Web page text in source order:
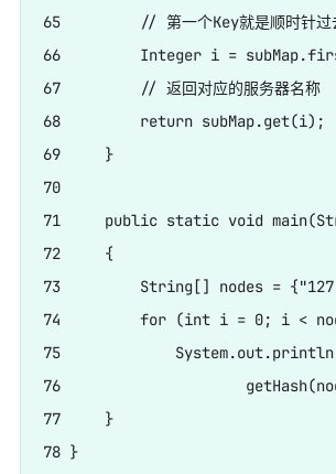
65         // 第一个Key就是顺时针过去
66         Integer i =
67         // 返回对应的服务器名称
68         return subMap.get(i);
69     }
70
71     public static void
72     {
73         String[] nodes =
74         for (int i = 0; i <
75
76
77     }